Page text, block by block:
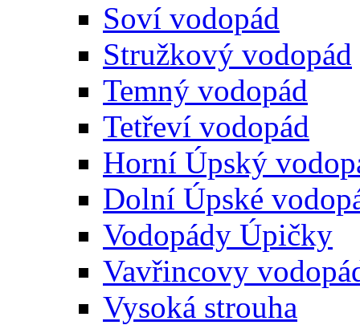
Soví vodopád
Stružkový vodopád
Temný vodopád
Tetřeví vodopád
Horní Úpský
Dolní Úpské
Vodopády Úpičky
Vavřincovy
Vysoká strouha